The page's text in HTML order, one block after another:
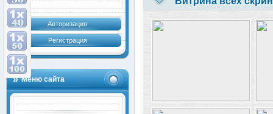
Авторизация
Регистрация
Меню сайта